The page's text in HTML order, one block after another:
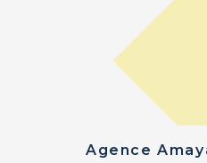
Agence